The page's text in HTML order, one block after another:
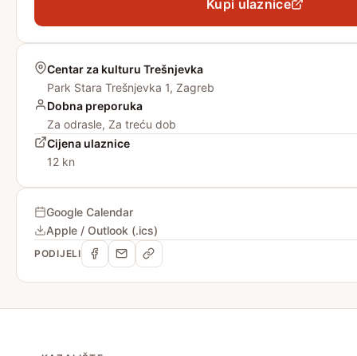
Kupi ulaznice
Centar za kulturu Trešnjevka
Park Stara Trešnjevka 1, Zagreb
Dobna preporuka
Za odrasle, Za treću dob
Cijena ulaznice
12 kn
Google Calendar
Apple / Outlook (.ics)
PODIJELI